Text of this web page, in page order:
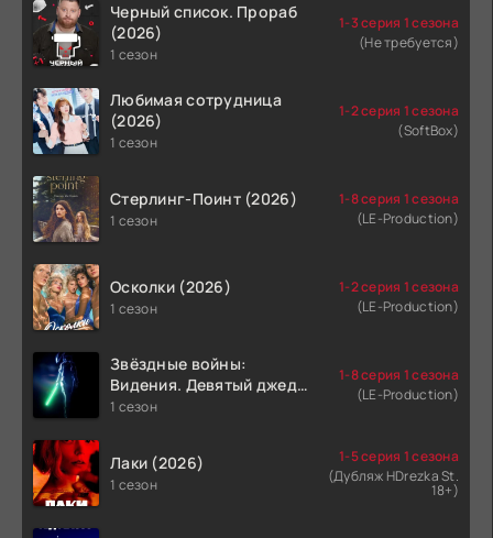
Черный список. Прораб
(2026)
1 сезон
1-3 серия 1 сезона
(Не требуется)
Любимая сотрудница
(2026)
1 сезон
1-2 серия 1 сезона
(SoftBox)
Стерлинг-Поинт (2026)
1 сезон
1-8 серия 1 сезона
(LE-Production)
Осколки (2026)
1 сезон
1-2 серия 1 сезона
(LE-Production)
Звёздные войны:
Видения. Девятый джедай
(2026)
1 сезон
1-8 серия 1 сезона
(LE-Production)
Лаки (2026)
1 сезон
1-5 серия 1 сезона
(Дубляж HDrezka St.
18+)